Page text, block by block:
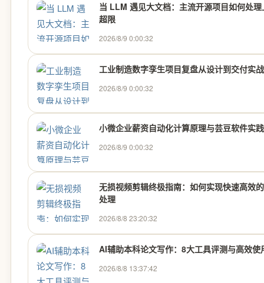
当 LLM 遇见大文档：主流开源项目如何处理
超限
2026/8/9 0:00:32
工业制造数字孪生项目复盘从设计到交付实战
2026/8/9 0:00:32
小微企业薪资自动化计算原理与芸豆软件实践
2026/8/9 0:00:32
无损视频剪辑终极指南：如何实现快速高效
处理
2026/8/8 23:20:32
AI辅助本科论文写作：8大工具评测与高效使
2026/8/8 13:37:42